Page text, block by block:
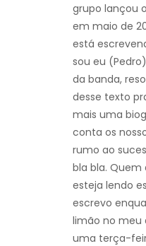
grupo lançou
em maio de
está
sou eu
da banda,
desse texto
mais uma
conta os
rumo ao
bla bla. Quem
esteja lendo
escrevo
limão no meu
uma terça-